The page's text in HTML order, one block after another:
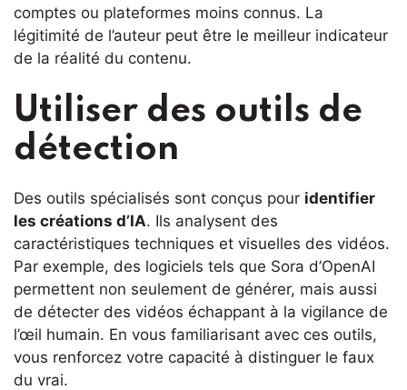
comptes ou plateformes moins connus. La
légitimité de l’auteur peut être le meilleur indicateur
de la réalité du contenu.
Utiliser des outils de
détection
Des outils spécialisés sont conçus pour identifier
les créations d’IA. Ils analysent des
caractéristiques techniques et visuelles des vidéos.
Par exemple, des logiciels tels que Sora d’OpenAI
permettent non seulement de générer, mais aussi
de détecter des vidéos échappant à la vigilance de
l’œil humain. En vous familiarisant avec ces outils,
vous renforcez votre capacité à distinguer le faux
du vrai.